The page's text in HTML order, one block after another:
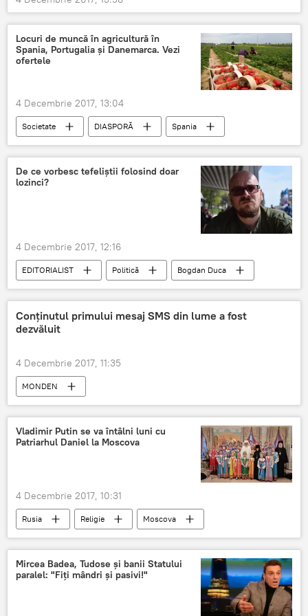
Locuri de muncă în agricultură în
Spania, Portugalia și Danemarca. Vezi
ofertele
4 Decembrie 2017, 13:04
Societate DIASPORĂ
Spania
Portugalia
Uniunea Europeană
Danemarca
Oferte
locuri de muncă
Salariu
De ce vorbesc tefeliștii folosind doar
lozinci?
4 Decembrie 2017, 12:16
EDITORIALIST Politică
Bogdan Duca
tefeliști
România Corupție
Conținutul primului mesaj SMS din lume a fost
dezvăluit
4 Decembrie 2017, 11:35
MONDEN
Vladimir Putin se va întâlni luni cu
Patriarhul Daniel la Moscova
4 Decembrie 2017, 10:31
Rusia Religie
Moscova
Patriarhul Daniel
Vladimir Putin
Întâlnire
Vizita Patriarhului Daniel la Moscova
Mircea Badea, Tudose și banii Statului
paralel: "Fiți mândri și pasivi!"